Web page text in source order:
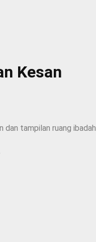
Kesan
dan tampilan ruang ibadah